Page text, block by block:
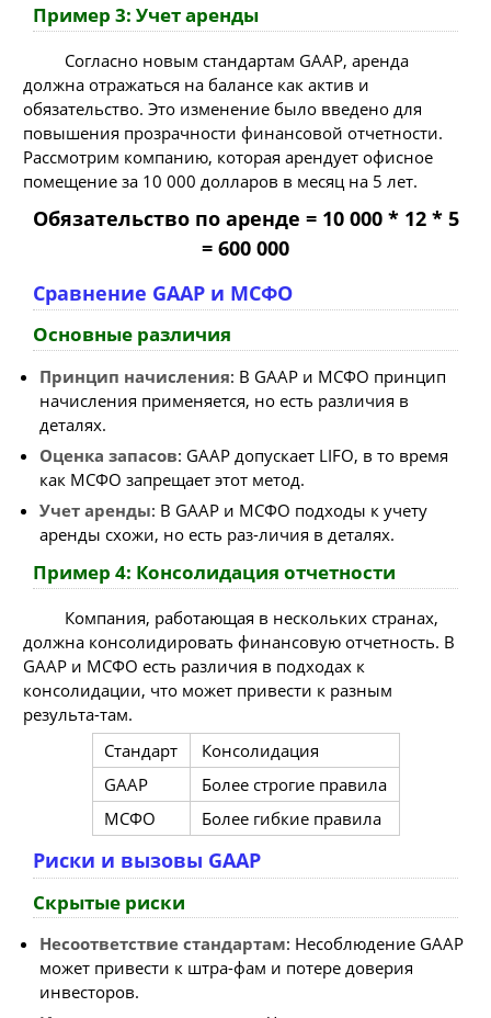
Пример 3: Учет аренды
Согласно новым стандартам GAAP, аренда
должна отражаться на балансе как актив и
обязательство. Это изменение было введено для
повышения прозрачности финансовой отчетности.
Рассмотрим компанию, которая арендует офисное
помещение за 10 000 долларов в месяц на 5 лет.
Обязательство по аренде = 10 000 * 12 * 5
= 600 000
Сравнение GAAP и МСФО
Основные различия
Принцип начисления: В GAAP и МСФО принцип
начисления применяется, но есть различия в
деталях.
Оценка запасов: GAAP допускает LIFO, в то время
как МСФО запрещает этот метод.
Учет аренды: В GAAP и МСФО подходы к учету
аренды схожи, но есть раз-личия в деталях.
Пример 4: Консолидация отчетности
Компания, работающая в нескольких странах,
должна консолидировать финансовую отчетность. В
GAAP и МСФО есть различия в подходах к
консолидации, что может привести к разным
результа-там.
Стандарт
Консолидация
GAAP
Более строгие правила
МСФО
Более гибкие правила
Риски и вызовы GAAP
Скрытые риски
Несоответствие стандартам: Несоблюдение GAAP
может привести к штра-фам и потере доверия
инвесторов.